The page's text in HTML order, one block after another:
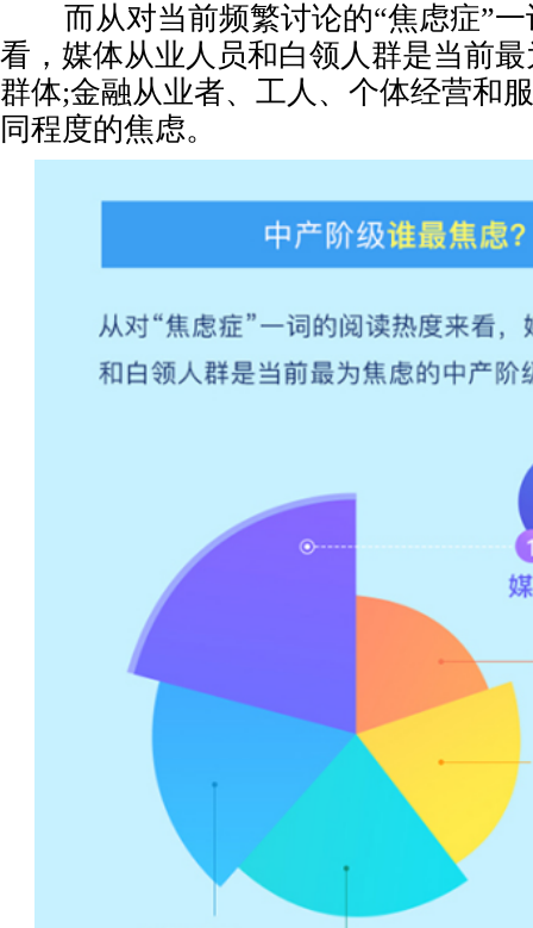
而从对当前频繁讨论的“焦虑症”一
看，媒体从业人员和白领人群是当前
群体;金融从业者、工人、个体经营和
同程度的焦虑。